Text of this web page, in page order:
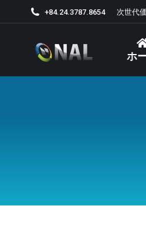
+84.24.3787.8654 次世代
ホ